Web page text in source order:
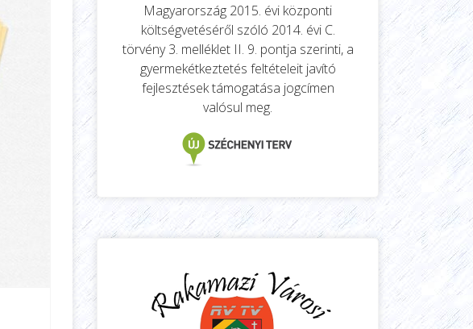
Magyarország 2015. évi központi
költségvetéséről szóló 2014. évi C.
törvény 3. melléklet II. 9. pontja szerinti, a
gyermekétkeztetés feltételeit javító
fejlesztések támogatása jogcímen
valósul meg.